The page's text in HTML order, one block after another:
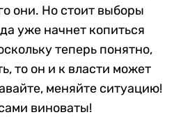
они. Но стоит выборы
уже начнет копиться
теперь понятно,
то он и к власти может
меняйте ситуацию!
виноваты!